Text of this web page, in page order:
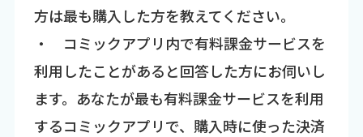
方は最も購入した方を教えてください。
・ コミックアプリ内で有料課金サービスを
利用したことがあると回答した方にお伺いし
ます。あなたが最も有料課金サービスを利用
するコミックアプリで、購入時に使った決済